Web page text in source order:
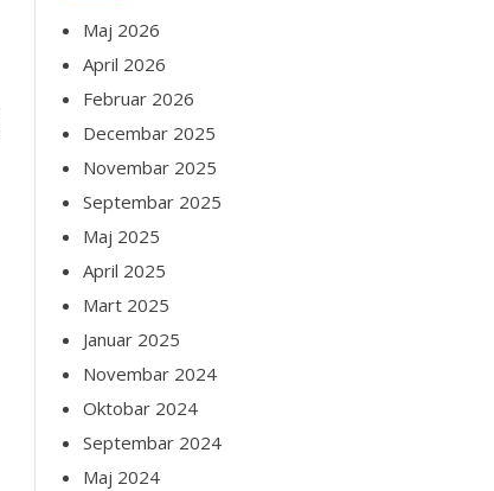
Maj 2026
April 2026
Februar 2026
Decembar 2025
Novembar 2025
Septembar 2025
Maj 2025
April 2025
Mart 2025
Januar 2025
Novembar 2024
Oktobar 2024
Septembar 2024
Maj 2024